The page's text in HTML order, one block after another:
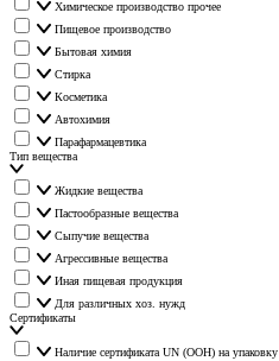
Химическое производство прочее
Пищевое производство
Бытовая химия
Стирка
Косметика
Автохимия
Парафармацевтика
Тип вещества
Жидкие вещества
Пастообразные вещества
Сыпучие вещества
Агрессивные вещества
Иная пищевая продукция
Для различных хоз. нужд
Сертификаты
Наличие сертификата UN (ООН) на упаковку